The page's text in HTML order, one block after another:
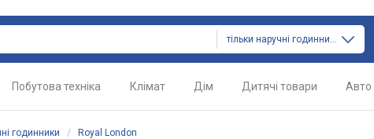
тільки наручні годинники
Побутова техніка Клімат Дім Дитячі товари Авто
годинники / Royal London